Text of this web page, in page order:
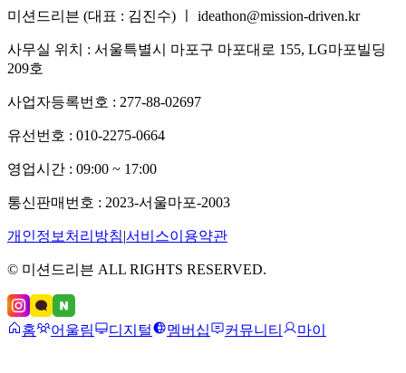
미션드리븐 (대표 : 김진수) ㅣ ideathon@mission-driven.kr
사무실 위치 : 서울특별시 마포구 마포대로 155, LG마포빌딩
209호
사업자등록번호 : 277-88-02697
유선번호 : 010-2275-0664
영업시간 : 09:00 ~ 17:00
통신판매번호 : 2023-서울마포-2003
개인정보처리방침|서비스이용약관
© 미션드리븐 ALL RIGHTS RESERVED.
홈 어울림 디지털 멤버십 커뮤니티 마이